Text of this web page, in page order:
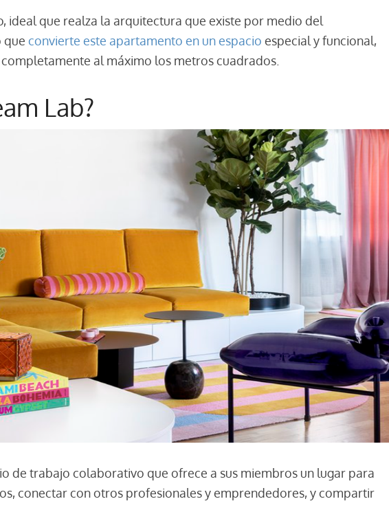
ideal que realza la arquitectura que existe por medio del
que convierte este apartamento en un espacio especial y funcional,
al máximo los metros cuadrados.
Lab?
de trabajo colaborativo que ofrece a sus miembros un lugar para
conectar con otros profesionales y emprendedores, y compartir